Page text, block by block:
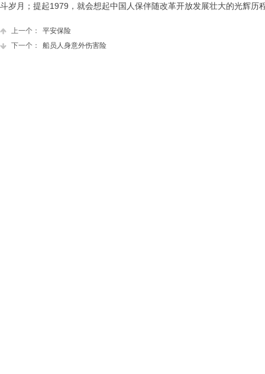
斗岁月；提起1979，就会想起中国人保伴随改革开放发展壮大的光辉历
上一个：
平安保险
下一个：
船员人身意外伤害险